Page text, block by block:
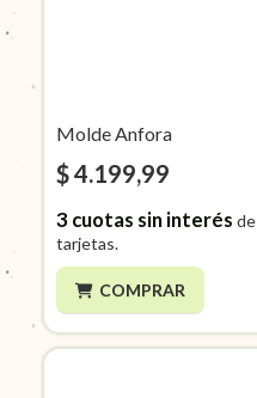
Molde Anfora
$ 4.199,99
3cuotas sin interés de
tarjetas.
COMPRAR